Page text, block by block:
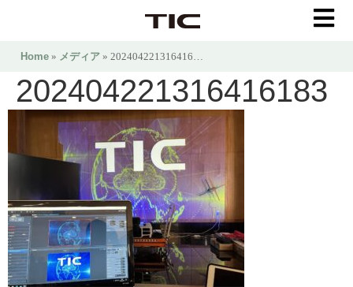
Home » メディア » 202404221316416…
202404221316416183